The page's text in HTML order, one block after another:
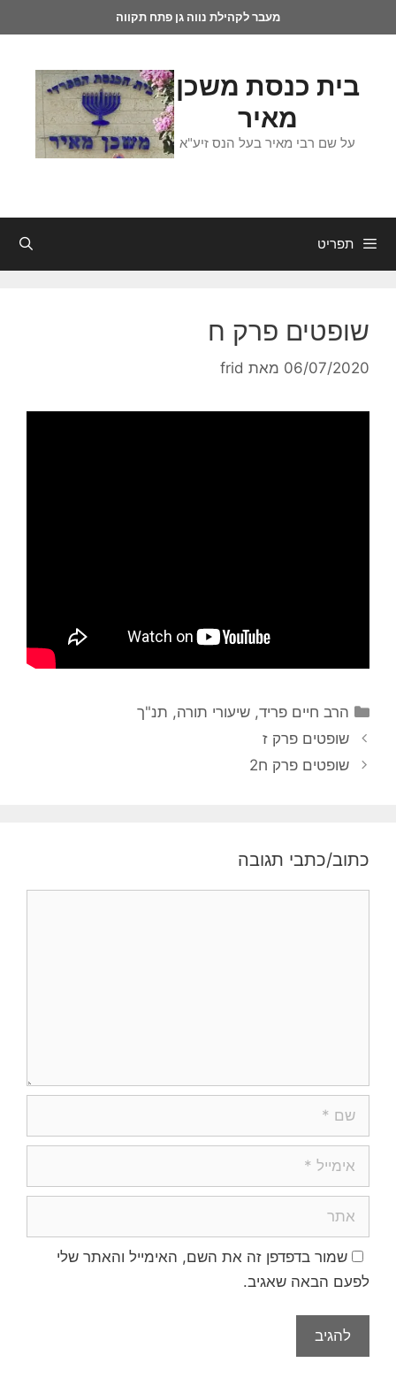
מעבר לקהילת נווה גן פתח תקווה
בית כנסת משכן
מאיר
על שם רבי מאיר בעל הנס זיע"א
תפריט
שופטים פרק ח
06/07/2020 מאת frid
הרב חיים פריד,שיעורי תורה, תנ"ך
שופטים פרק ז
שופטים פרק ח2
כתוב/כתבי תגובה
שמור בדפדפן זה את השם, האימייל והאתר שלי
לפעם הבאה שאגיב.